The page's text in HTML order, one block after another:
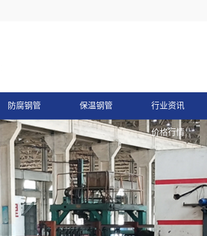
防腐钢管 保温钢管 行业资讯
价格行情